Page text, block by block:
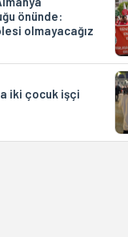
önünde:
olmayacağız
iki çocuk işçi